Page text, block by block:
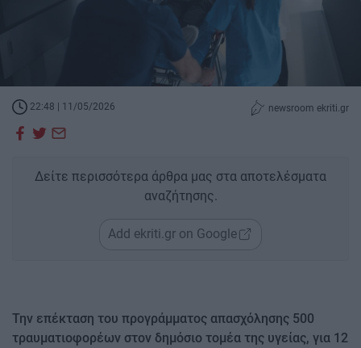
22:48 | 11/05/2026 newsroom ekriti.gr
Δείτε περισσότερα άρθρα μας στα αποτελέσματα
αναζήτησης.
Add ekriti.gr on Google
Την επέκταση του προγράμματος απασχόλησης 500
τραυματιοφορέων στον δημόσιο τομέα της υγείας, για 12